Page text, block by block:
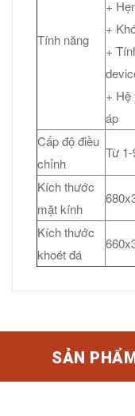
Tính năng
+
+
+
+ Hệ
áp
Cấp độ điều
chỉnh
Từ
Kích thước
mặt kính
Kích thước
khoét đá
SẢN